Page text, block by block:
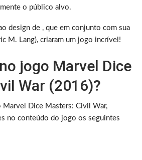
o público alvo.
design de , que em conjunto com sua
M. Lang), criaram um jogo incrível!
jogo Marvel Dice
War (2016)?
Marvel Dice Masters: Civil War,
no conteúdo do jogo os seguintes